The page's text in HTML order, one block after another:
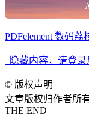
PDFelement 数码荔
隐藏内容，请登录
© 版权声明
文章版权归作者所
THE END